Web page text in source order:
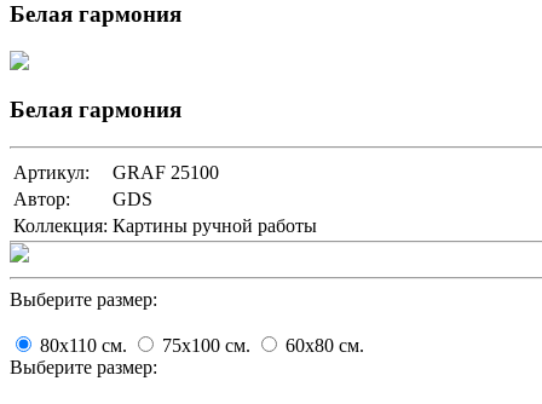
Белая гармония
Белая гармония
Артикул:
GRAF 25100
Автор:
GDS
Коллекция: Картины ручной работы
Выберите размер:
80x110 cм. 75x100 cм. 60x80 cм.
Выберите размер: